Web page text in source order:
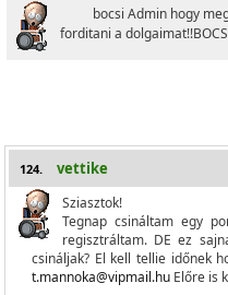
bocsi Admin hogy
forditani a
124. vettike
Sziasztok!
Tegnap csináltam egy
regisztráltam. DE ez
csináljak? El kell tellie időnek
t.mannoka@vipmail.hu Előre is